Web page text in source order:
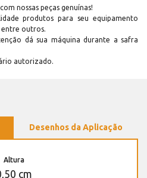
nossas peças genuínas!
produtos para seu equipamento
outros.
dá sua máquina durante a safra
autorizado.
Desenhos da Aplicação
Altura
cm